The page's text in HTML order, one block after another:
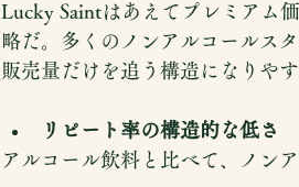
Lucky Saintはあえてプレミアム
略だ。多くのノンアルコールス
販売量だけを追う構造になりやす
リピート率の構造的な低さ
アルコール飲料と比べて、ノン